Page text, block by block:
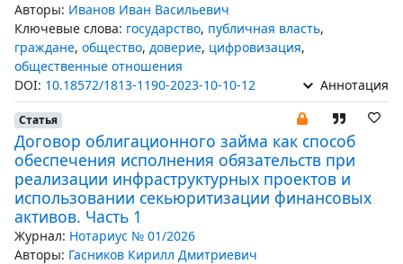
Авторы: Иванов Иван Васильевич
Ключевые слова: государство, публичная власть,
граждане, общество, доверие, цифровизация,
общественные отношения
DOI: 10.18572/1813-1190-2023-10-10-12 Аннотация
Статья
Договор облигационного займа как способ
обеспечения исполнения обязательств при
реализации инфраструктурных проектов и
использовании секьюритизации финансовых
активов. Часть 1
Журнал: Нотариус № 01/2026
Авторы: Гасников Кирилл Дмитриевич